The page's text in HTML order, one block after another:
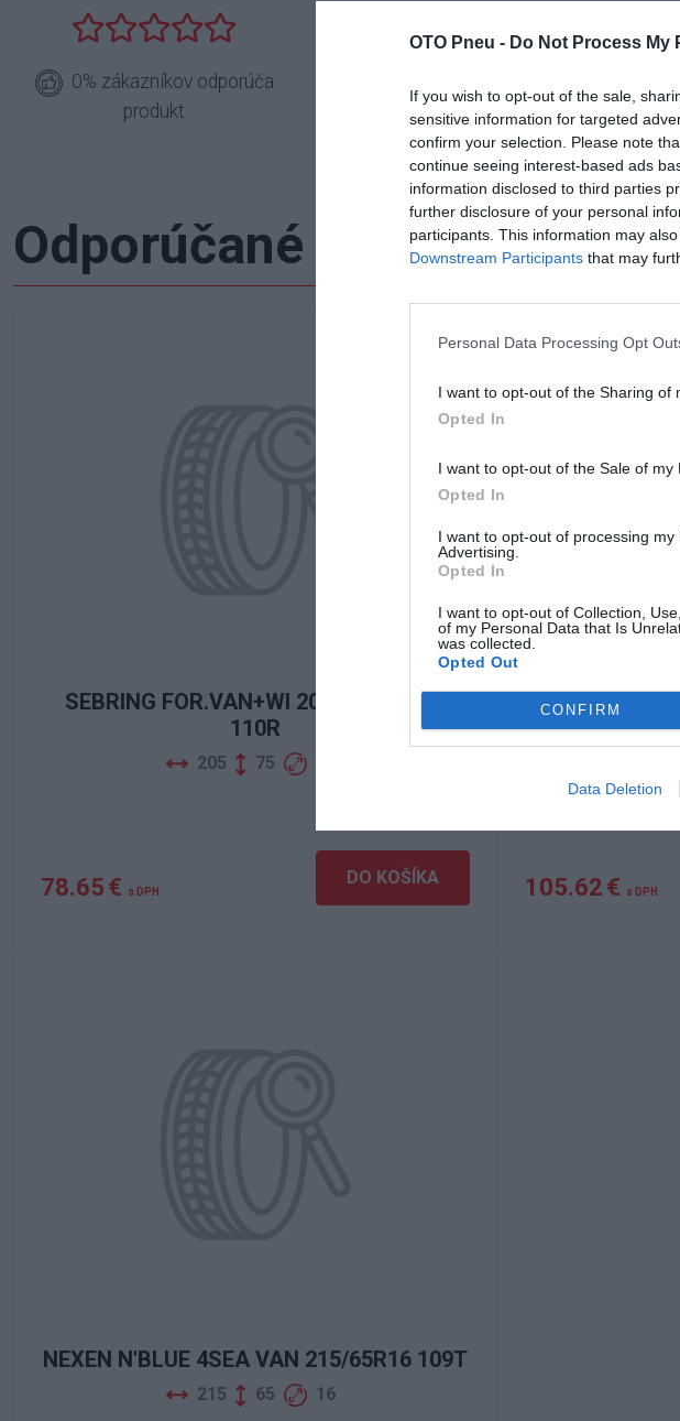
OTO Pneu - Do Not Process My
If you wish to opt-out of the sale,
sensitive information for targeted
confirm your selection. Please note
continue seeing interest-based ads
information disclosed to third parties
further disclosure of your personal
participants. This information may
Downstream Participants that may
Personal Data Processing Opt
I want to opt-out of the Sharing of
Opted In
I want to opt-out of the Sale of my
Opted In
I want to opt-out of processing
Advertising.
Opted In
I want to opt-out of Collection,
of my Personal Data that Is
was collected.
Opted Out
CONFIRM
Data Deletion
0% zákazníkov odporúča
produkt
Odporúčané produkty
SEBRING FOR.VAN+WI 201 205/75R16
110R
205 75
78.65 € s DPH
DO KOŠÍKA 105.62 € s DPH
NEXEN N'BLUE 4SEA VAN 215/65R16 109T
215 65 16